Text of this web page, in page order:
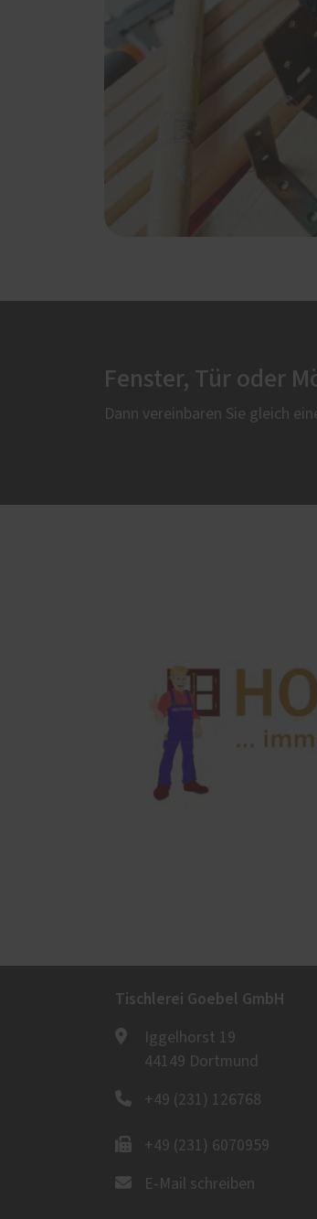
Fenster, Tür oder
Dann vereinbaren Sie gleich
Tischlerei Goebel GmbH
Iggelhorst 19
44149 Dortmund
+49 (231) 126768
+49 (231) 6070959
E-Mail schreiben